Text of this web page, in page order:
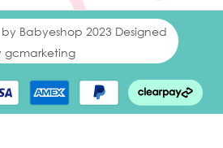
Babyeshop 2023 Designed
gcmarketing